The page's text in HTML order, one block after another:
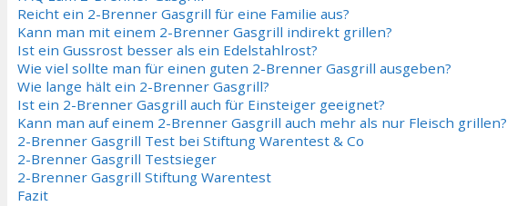
Reicht ein 2-Brenner Gasgrill für eine Familie aus?
Kann man mit einem 2-Brenner Gasgrill indirekt grillen?
Ist ein Gussrost besser als ein Edelstahlrost?
Wie viel sollte man für einen guten 2-Brenner Gasgrill ausgeben?
Wie lange hält ein 2-Brenner Gasgrill?
Ist ein 2-Brenner Gasgrill auch für Einsteiger geeignet?
Kann man auf einem 2-Brenner Gasgrill auch mehr als nur Fleisch grillen?
2-Brenner Gasgrill Test bei Stiftung Warentest & Co
2-Brenner Gasgrill Testsieger
2-Brenner Gasgrill Stiftung Warentest
Fazit